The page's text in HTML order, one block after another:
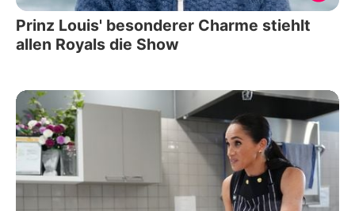
Prinz Louis' besonderer Charme stiehlt
allen Royals die Show